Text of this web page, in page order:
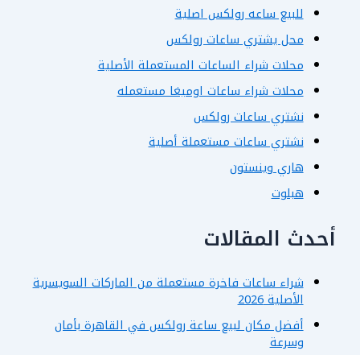
للبيع ساعه رولكس اصلية
محل يشتري ساعات رولكس
محلات شراء الساعات المستعملة الأصلية
محلات شراء ساعات اوميغا مستعمله
نشتري ساعات رولكس
نشتري ساعات مستعملة أصلية
هاري وينستون
هبلوت
أحدث المقالات
شراء ساعات فاخرة مستعملة من الماركات السويسرية
الأصلية 2026
أفضل مكان لبيع ساعة رولكس في القاهرة بأمان
وسرعة